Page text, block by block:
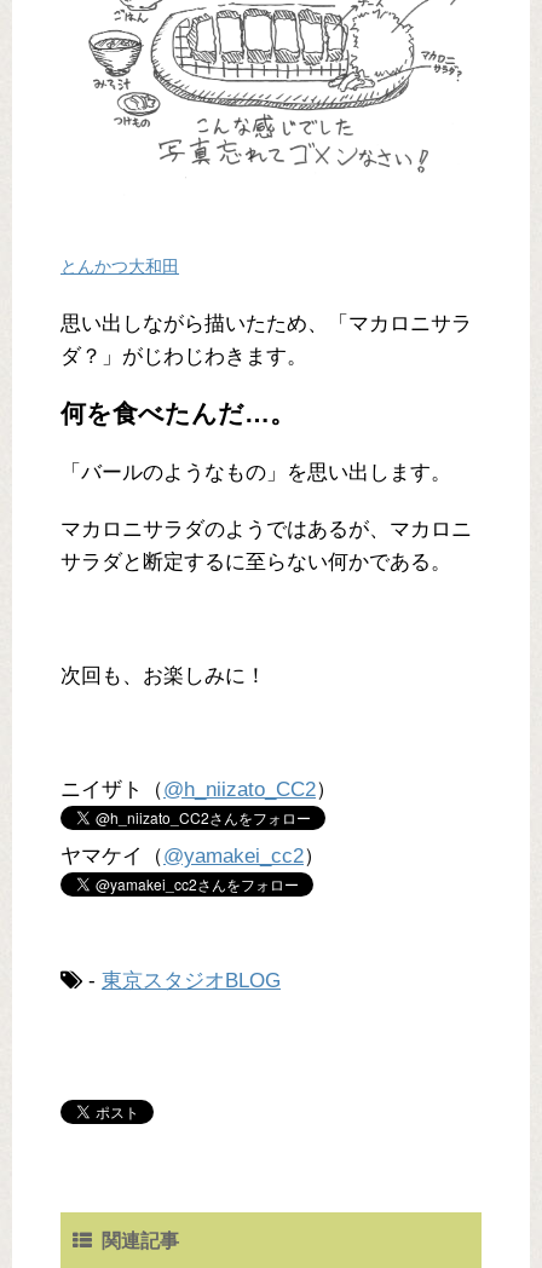
とんかつ大和田
思い出しながら描いたため、「マカロニサラ
ダ？」がじわじわきます。
何を食べたんだ…。
「バールのようなもの」を思い出します。
マカロニサラダのようではあるが、マカロニ
サラダと断定するに至らない何かである。
次回も、お楽しみに！
ニイザト（@h_niizato_CC2）
ヤマケイ（@yamakei_cc2）
- 東京スタジオBLOG
関連記事